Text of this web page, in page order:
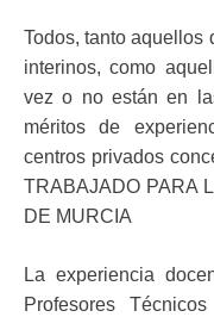
Todos, tanto aquellos
interinos, como
vez o no están en
méritos de
centros privados
TRABAJADO PARA
DE MURCIA
La experiencia
Profesores